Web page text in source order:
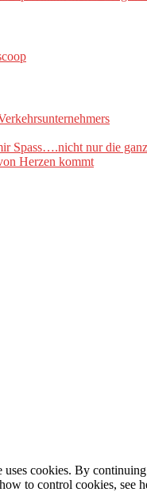
Spass….nicht nur die
Herzen kommt
cookies. By
to control cookies, see